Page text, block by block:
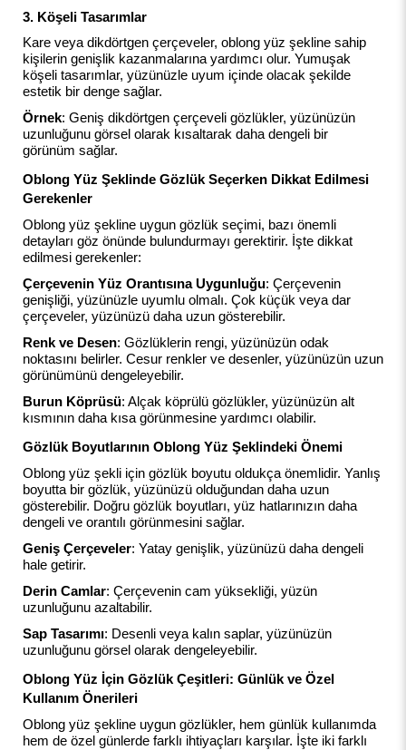
3. Köşeli Tasarımlar
Kare veya dikdörtgen çerçeveler, oblong yüz şekline sahip
kişilerin genişlik kazanmalarına yardımcı olur. Yumuşak
köşeli tasarımlar, yüzünüzle uyum içinde olacak şekilde
estetik bir denge sağlar.
Örnek: Geniş dikdörtgen çerçeveli gözlükler, yüzünüzün
uzunluğunu görsel olarak kısaltarak daha dengeli bir
görünüm sağlar.
Oblong Yüz Şeklinde Gözlük Seçerken Dikkat Edilmesi
Gerekenler
Oblong yüz şekline uygun gözlük seçimi, bazı önemli
detayları göz önünde bulundurmayı gerektirir. İşte dikkat
edilmesi gerekenler:
Çerçevenin Yüz Orantısına Uygunluğu: Çerçevenin
genişliği, yüzünüzle uyumlu olmalı. Çok küçük veya dar
çerçeveler, yüzünüzü daha uzun gösterebilir.
Renk ve Desen: Gözlüklerin rengi, yüzünüzün odak
noktasını belirler. Cesur renkler ve desenler, yüzünüzün uzun
görünümünü dengeleyebilir.
Burun Köprüsü: Alçak köprülü gözlükler, yüzünüzün alt
kısmının daha kısa görünmesine yardımcı olabilir.
Gözlük Boyutlarının Oblong Yüz Şeklindeki Önemi
Oblong yüz şekli için gözlük boyutu oldukça önemlidir. Yanlış
boyutta bir gözlük, yüzünüzü olduğundan daha uzun
gösterebilir. Doğru gözlük boyutları, yüz hatlarınızın daha
dengeli ve orantılı görünmesini sağlar.
Geniş Çerçeveler: Yatay genişlik, yüzünüzü daha dengeli
hale getirir.
Derin Camlar: Çerçevenin cam yüksekliği, yüzün
uzunluğunu azaltabilir.
Sap Tasarımı: Desenli veya kalın saplar, yüzünüzün
uzunluğunu görsel olarak dengeleyebilir.
Oblong Yüz İçin Gözlük Çeşitleri: Günlük ve Özel
Kullanım Önerileri
Oblong yüz şekline uygun gözlükler, hem günlük kullanımda
hem de özel günlerde farklı ihtiyaçları karşılar. İşte iki farklı